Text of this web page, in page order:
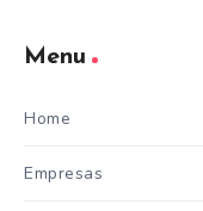
Menu
Home
Empresas